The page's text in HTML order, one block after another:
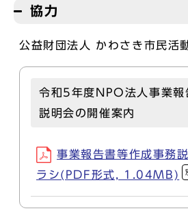
協力
公益財団法人 かわさき市民活
令和5年度NPO法人事業報
説明会の開催案内
事業報告書等作成事務
ラシ(PDF形式, 1.04MB)